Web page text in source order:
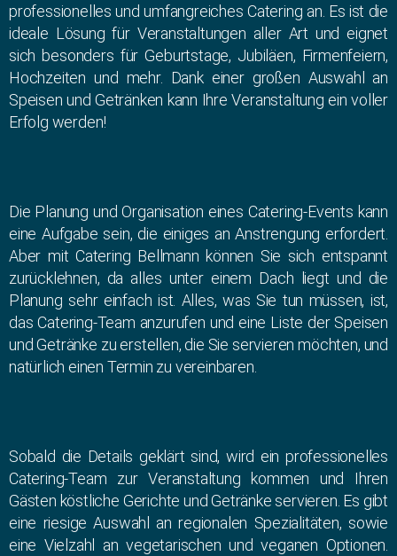
professionelles und umfangreiches Catering an. Es ist die
ideale Lösung für Veranstaltungen aller Art und eignet
sich besonders für Geburtstage, Jubiläen, Firmenfeiern,
Hochzeiten und mehr. Dank einer großen Auswahl an
Speisen und Getränken kann Ihre Veranstaltung ein voller
Erfolg werden!
Die Planung und Organisation eines Catering-Events kann
eine Aufgabe sein, die einiges an Anstrengung erfordert.
Aber mit Catering Bellmann können Sie sich entspannt
zurücklehnen, da alles unter einem Dach liegt und die
Planung sehr einfach ist. Alles, was Sie tun müssen, ist,
das Catering-Team anzurufen und eine Liste der Speisen
und Getränke zu erstellen, die Sie servieren möchten, und
natürlich einen Termin zu vereinbaren.
Sobald die Details geklärt sind, wird ein professionelles
Catering-Team zur Veranstaltung kommen und Ihren
Gästen köstliche Gerichte und Getränke servieren. Es gibt
eine riesige Auswahl an regionalen Spezialitäten, sowie
eine Vielzahl an vegetarischen und veganen Optionen.